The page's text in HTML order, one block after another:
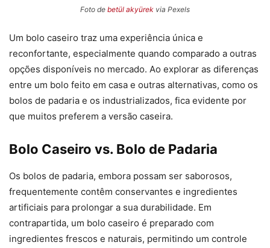
Foto de betül akyürek via Pexels
Um bolo caseiro traz uma experiência única e
reconfortante, especialmente quando comparado a outras
opções disponíveis no mercado. Ao explorar as diferenças
entre um bolo feito em casa e outras alternativas, como os
bolos de padaria e os industrializados, fica evidente por
que muitos preferem a versão caseira.
Bolo Caseiro vs. Bolo de Padaria
Os bolos de padaria, embora possam ser saborosos,
frequentemente contêm conservantes e ingredientes
artificiais para prolongar a sua durabilidade. Em
contrapartida, um bolo caseiro é preparado com
ingredientes frescos e naturais, permitindo um controle